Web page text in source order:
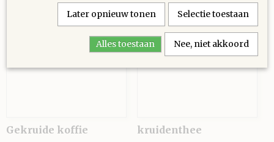
Gekruide koffie kruidenthee
Later opnieuw tonen Selectie toestaan
Alles toestaan Nee, niet akkoord